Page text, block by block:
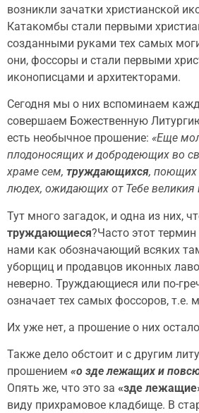
возникли зачатки христианской
Катакомбы стали первыми
созданными руками тех самых
они, фоссоры и стали первыми
иконописцами и архитекторами.
Сегодня мы о них вспоминаем
совершаем Божественную
есть необычное прошение: «Еще
плодоносящих и добродеющих во
храме сем, труждающихся, поющих
людех, ожидающих от Тебе великия
Тут много загадок, и одна из них,
труждающиеся?Часто этот
нами как обозначающий всяких
уборщиц и продавцов иконных
неверно. Труждающиеся или по-
означает тех самых фоссоров, т.е.
Их уже нет, а прошение о них
Также дело обстоит и с другим
прошением «о зде лежащих и
Опять же, что это за «зде
виду прихрамовое кладбище. В